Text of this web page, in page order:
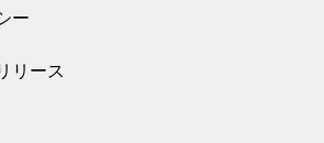
ー
リース